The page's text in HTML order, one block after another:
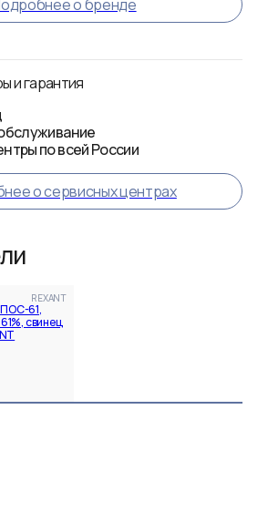
Подробнее о бренде
и гарантия
по всей России
о сервисных центрах
REXANT
61,
свинец